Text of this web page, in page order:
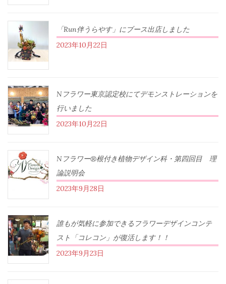
「Run伴うらやす」にブース出店しました
2023年10月22日
Nフラワー東京認定校にてデモンストレーションを
行いました
2023年10月22日
Nフラワー®根付き植物デザイン科・第四回目 理
論説明会
2023年9月28日
誰もが気軽に参加できるフラワーデザインコンテ
スト「コレコン」が復活します！！
2023年9月23日